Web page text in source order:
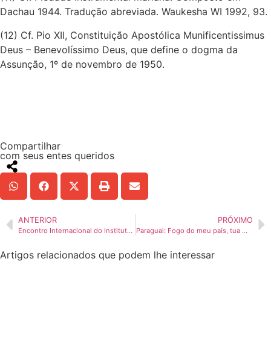
Dachau 1944. Tradução abreviada. Waukesha WI 1992, 93.
(12) Cf. Pio XII, Constituição Apostólica Munificentissimus
Deus – Benevolíssimo Deus, que define o dogma da
Assunção, 1º de novembro de 1950.
Compartilhar
com seus entes queridos
ANTERIOR
Encontro Internacional do Instituto Nossa Senhora de Schoenstatt
PRÓXIMO
Paraguai: Fogo do meu país, tua missão em meu coração. 25 anos de apostolado das MFS.
Artigos relacionados que podem lhe interessar